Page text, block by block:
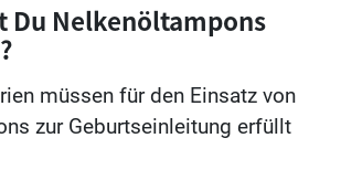
Du Nelkenöltampons
müssen für den Einsatz von
zur Geburtseinleitung erfüllt